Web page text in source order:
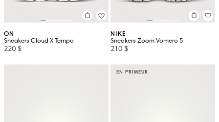
ON
Sneakers Cloud X Tempo
220 $
NIKE
Sneakers Zoom Vomero 5
210 $
EN PRIMEUR